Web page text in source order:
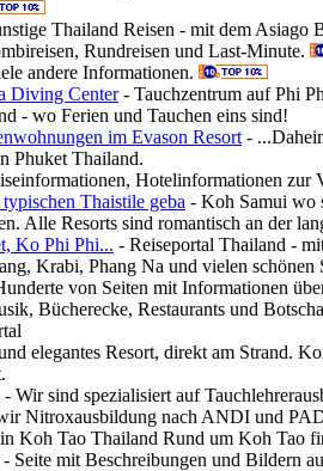
Thailand Reisen - mit dem Asiago
Rundreisen und Last-Minute.
andere Informationen.
Diving Center- Tauchzentrum auf Phi
- wo Ferien und Tauchen eins sind!
im Evason Resort -
Phuket Thailand.
Hotelinformationen zur
Thaistile geba - Koh Samui wo
Alle Resorts sind romantisch an der
Ko Phi Phi... - Reiseportal Thailand -
Krabi, Phang Na und vielen schönen
von Seiten mit Informationen
Bücherecke, Restaurants und
elegantes Resort, direkt am Strand.
- Wir sind spezialisiert auf
Nitroxausbildung nach ANDI und
Koh Tao Thailand Rund um Koh Tao
- Seite mit Beschreibungen und Bildern